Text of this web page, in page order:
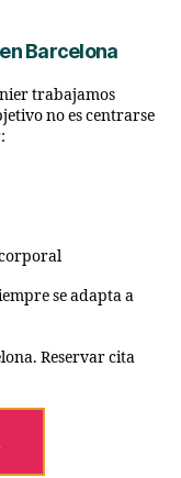
Barcelona
trabajamos
no es centrarse
se adapta a
Reservar cita